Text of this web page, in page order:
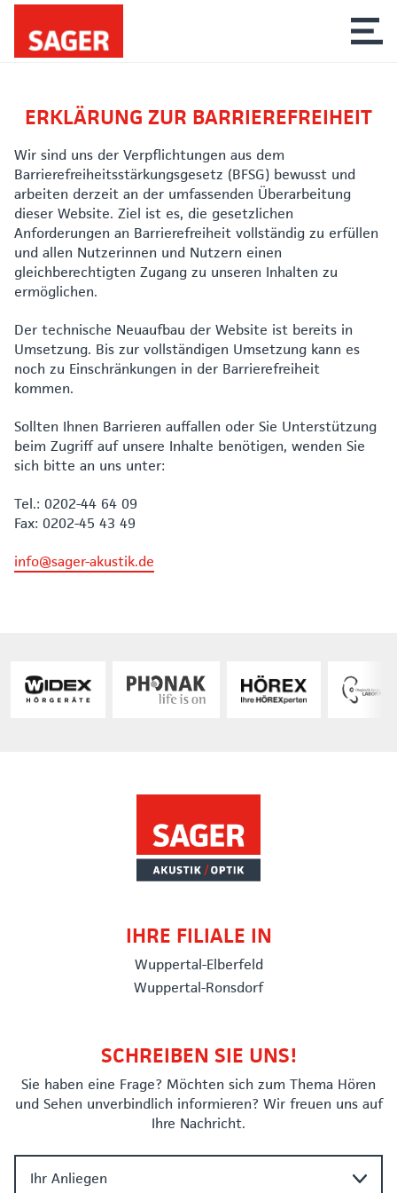
ERKLÄRUNG ZUR BARRIEREFREIHEIT
Wir sind uns der Verpflichtungen aus dem
Barrierefreiheitsstärkungsgesetz (BFSG) bewusst und
arbeiten derzeit an der umfassenden Überarbeitung
dieser Website. Ziel ist es, die gesetzlichen
Anforderungen an Barrierefreiheit vollständig zu erfüllen
und allen Nutzerinnen und Nutzern einen
gleichberechtigten Zugang zu unseren Inhalten zu
ermöglichen.
Der technische Neuaufbau der Website ist bereits in
Umsetzung. Bis zur vollständigen Umsetzung kann es
noch zu Einschränkungen in der Barrierefreiheit
kommen.
Sollten Ihnen Barrieren auffallen oder Sie Unterstützung
beim Zugriff auf unsere Inhalte benötigen, wenden Sie
sich bitte an uns unter:
Tel.: 0202-44 64 09
Fax: 0202-45 43 49
info@sager-akustik.de
IHRE FILIALE IN
Wuppertal-Elberfeld
Wuppertal-Ronsdorf
SCHREIBEN SIE UNS!
Sie haben eine Frage? Möchten sich zum Thema Hören
und Sehen unverbindlich informieren? Wir freuen uns auf
Ihre Nachricht.